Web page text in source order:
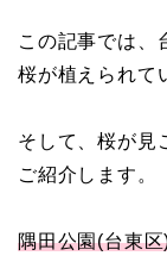
この記事では、
桜が植えられて
そして、桜が見
ご紹介します。
隅田公園(台東